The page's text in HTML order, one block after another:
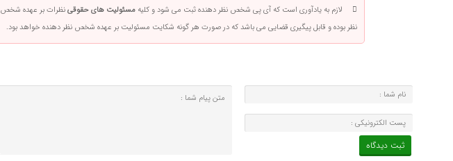
لازم به یادآوری است که آی پی شخص نظر دهنده ثبت می شود و کلیه مسئولیت های حقوقینظرات بر عهده شخص
نظر بوده و قابل پیگیری قضایی می باشد که در صورت هر گونه شکایت مسئولیت بر عهده شخص نظر دهنده خواهد بود.